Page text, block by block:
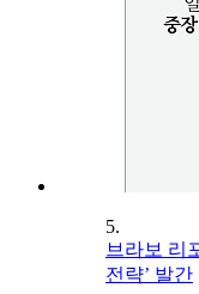
5.
브라보 리
전략’ 발간